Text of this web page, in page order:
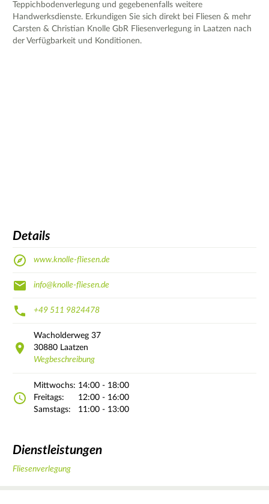
Teppichbodenverlegung und gegebenenfalls weitere
Handwerksdienste. Erkundigen Sie sich direkt bei Fliesen & mehr
Carsten & Christian Knolle GbR Fliesenverlegung in Laatzen nach
der Verfügbarkeit und Konditionen.
Details
www.knolle-fliesen.de
info@knolle-fliesen.de
+49 511 9824478
Wacholderweg 37
30880 Laatzen
Wegbeschreibung
Mittwochs: 14:00 - 18:00
Freitags:
12:00 - 16:00
Samstags:
11:00 - 13:00
Dienstleistungen
Fliesenverlegung